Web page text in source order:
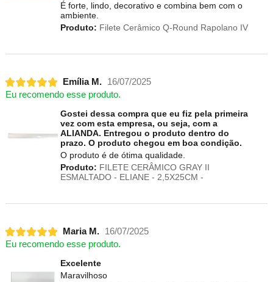
É forte, lindo, decorativo e combina bem com o
ambiente.
Produto: Filete Cerâmico Q-Round Rapolano IV
Emília M.
16/07/2025
Eu recomendo esse produto.
Gostei dessa compra que eu fiz pela primeira
vez com esta empresa, ou seja, com a
ALIANDA. Entregou o produto dentro do
prazo. O produto chegou em boa condição.
O produto é de ótima qualidade.
Produto: FILETE CERÂMICO GRAY II
ESMALTADO - ELIANE - 2,5X25CM -
Maria M.
16/07/2025
Eu recomendo esse produto.
Excelente
Maravilhoso